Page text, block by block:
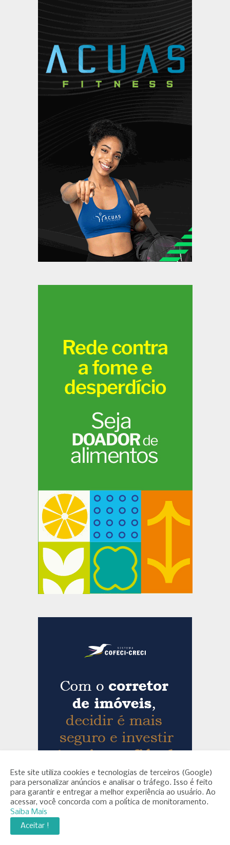
Este site utiliza cookies e tecnologias de terceiros (Google)
para personalizar anúncios e analisar o tráfego. Isso é feito
para garantir e entregar a melhor experiência ao usuário. Ao
acessar, você concorda com a política de monitoramento.
Saiba Mais
Aceitar !